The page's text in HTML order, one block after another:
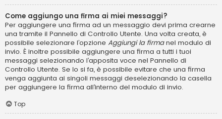
Come aggiungo una firma ai miei messaggi?
Per aggiungere una firma ad un messaggio devi prima crearne
una tramite il Pannello di Controllo Utente. Una volta creata, è
possibile selezionare l’opzione Aggiungi la firmanel modulo di
invio. È inoltre possibile aggiungere una firma a tutti i tuoi
messaggi selezionando l’apposita voce nel Pannello di
Controllo Utente. Se lo si fa, è possibile evitare che una firma
venga aggiunta ai singoli messaggi deselezionando la casella
per aggiungere la firma all’interno del modulo di invio.
Top